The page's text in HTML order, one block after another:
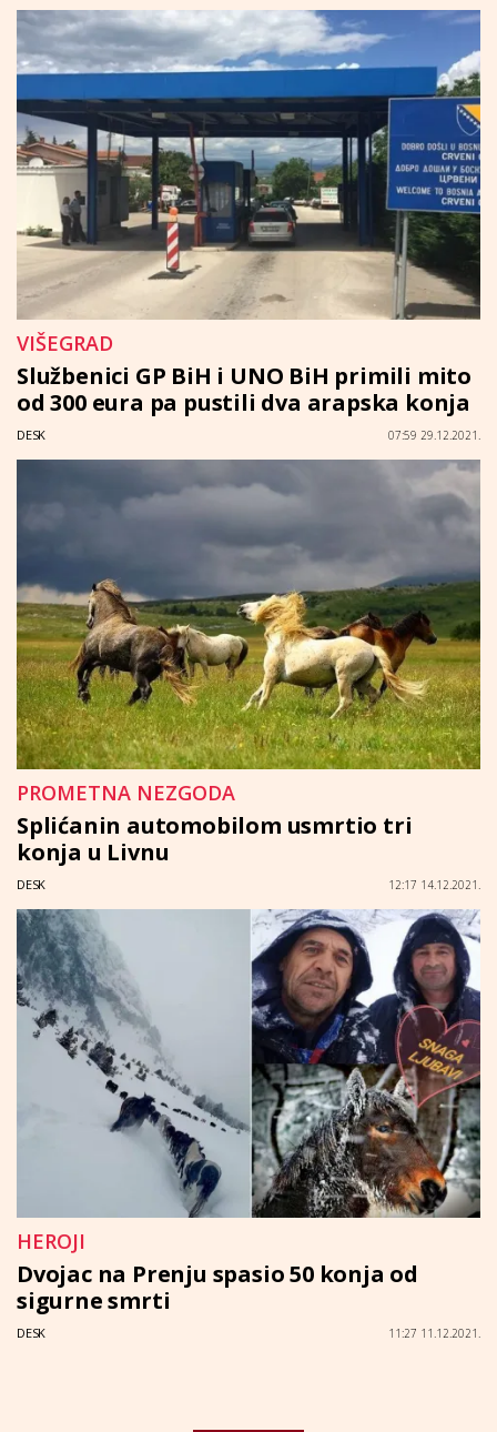
VIŠEGRAD
Službenici GP BiH i UNO BiH primili mito
od 300 eura pa pustili dva arapska konja
DESK 07:59 29.12.2021.
PROMETNA NEZGODA
Splićanin automobilom usmrtio tri
konja u Livnu
DESK 12:17 14.12.2021.
HEROJI
Dvojac na Prenju spasio 50 konja od
sigurne smrti
DESK 11:27 11.12.2021.